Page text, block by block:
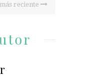
reciente